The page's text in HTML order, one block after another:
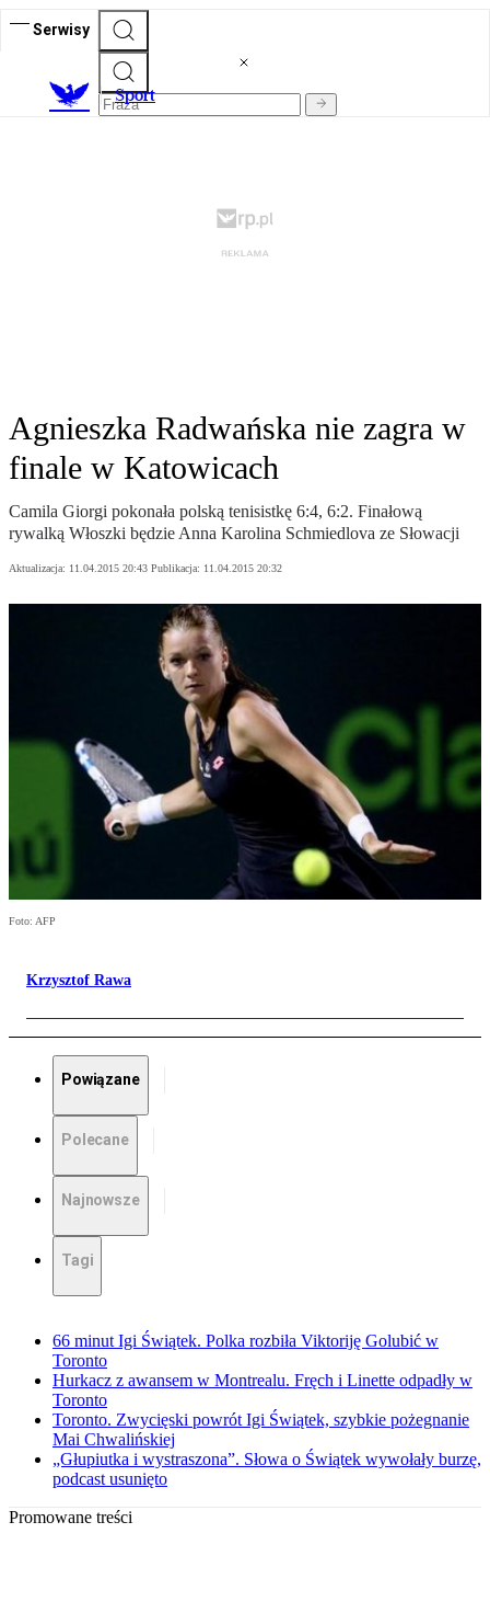
Serwisy
Sport
Agnieszka Radwańska nie zagra w
finale w Katowicach
Camila Giorgi pokonała polską tenisistkę 6:4, 6:2. Finałową
rywalką Włoszki będzie Anna Karolina Schmiedlova ze Słowacji
Aktualizacja: 11.04.2015 20:43 Publikacja: 11.04.2015 20:32
Foto: AFP
Krzysztof Rawa
Powiązane
Polecane
Najnowsze
Tagi
66 minut Igi Świątek. Polka rozbiła Viktoriję Golubić w
Toronto
Hurkacz z awansem w Montrealu. Fręch i Linette odpadły w
Toronto
Toronto. Zwycięski powrót Igi Świątek, szybkie pożegnanie
Mai Chwalińskiej
„Głupiutka i wystraszona”. Słowa o Świątek wywołały burzę,
podcast usunięto
Promowane treści